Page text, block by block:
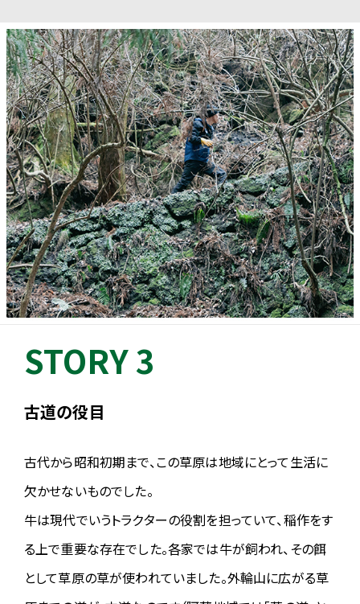
楽しみに！
2025.05.29
【ITRAリザルトの不具合】
ITRAへのリザルト登録を完了しておりますが、一部の個人記録が誤
って表示される不具合が発生しております。
現在、事務局よりITRAに対して原因の確認と是正を依頼しておりま
す。
ご迷惑をお掛けいたしますが、改善まで今しばらくお待ちいただきま
すようお願いします。
2025.05.19
【ギャラリーを公開しました】
2025年大会のギャラリーに写真を追加しました。
→ギャラリー
【リザルト公開／完走証についてのお詫び】
また当日お渡しした完走証がネットタイム（スタートマットを踏んだ
時点から起算した記録）で表記されていたことが分かりました。誠に
正しい記録（グロスタイム）に基づいた完走証はリザルトで各自の記
2025.05.13
ゼビオの割引券について、「大阪淀川市民マラソン／関西地方のゼビ
オでご利用いただけます」と記載がありますが、全国のゼビオ店舗で
STORY 3
古道の役目
古代から昭和初期まで、この草原は地域にとって生活に
欠かせないものでした。
牛は現代でいうトラクターの役割を担っていて、稲作をす
る上で重要な存在でした。各家では牛が飼われ、その餌
として草原の草が使われていました。外輪山に広がる草